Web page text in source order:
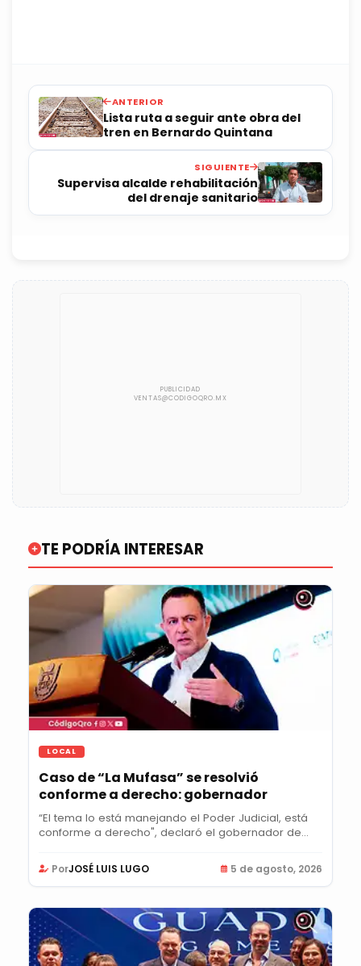
ANTERIOR
Lista ruta a seguir ante obra del
tren en Bernardo Quintana
SIGUIENTE
Supervisa alcalde rehabilitación
del drenaje sanitario
TE PODRÍA INTERESAR
LOCAL
Caso de “La Mufasa” se resolvió
conforme a derecho: gobernador
“El tema lo está manejando el Poder Judicial, está
conforme a derecho", declaró el gobernador de...
PorJOSÉ LUIS LUGO 5 de agosto, 2026